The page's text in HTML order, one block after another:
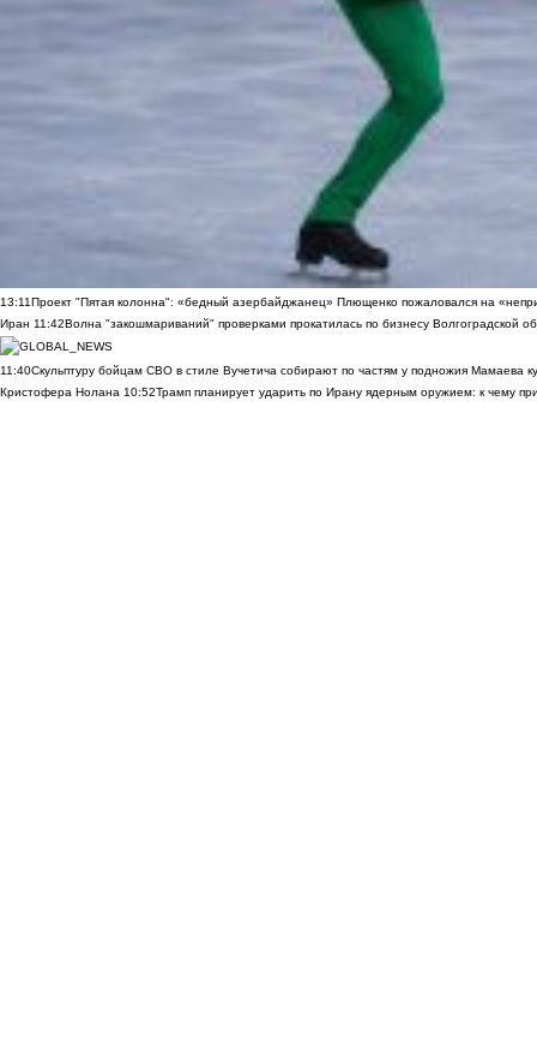
13:11Проект "Пятая колонна": «бедный азербайджанец» Плющенко пожаловался на
Иран 11:42Волна "закошмариваний" проверками прокатилась по бизнесу Волгоградской
11:40Скульптуру бойцам СВО в стиле Вучетича собирают по частям у подножия Мамаева
Кристофера Нолана 10:52Трамп планирует ударить по Ирану ядерным оружием: к чему